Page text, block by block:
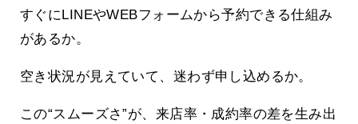
すぐにLINEやWEBフォームから予約できる仕組み
があるか。
空き状況が見えていて、迷わず申し込めるか。
この“スムーズさ”が、来店率・成約率の差を生み出